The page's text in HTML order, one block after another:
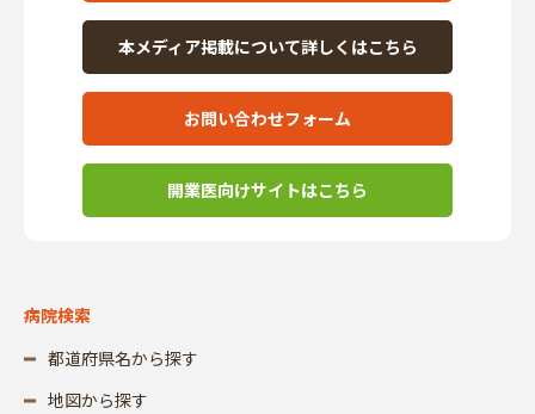
本メディア掲載について詳しくはこちら
お問い合わせフォーム
開業医向けサイトはこちら
病院検索
都道府県名から探す
地図から探す